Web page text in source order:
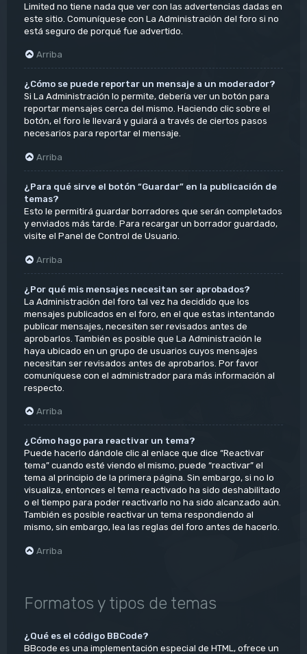
Limited no tiene nada que ver con las advertencias dadas en
este sitio. Comuníquese con La Administración del foro si no
está seguro de porqué fue advertido.
Arriba
¿Cómo se puede reportar un mensaje a un moderador?
Si La Administración lo permite, debería ver un botón para
reportar mensajes cerca del mismo. Haciendo clic sobre el
botón, el foro le llevará y guiará a través de ciertos pasos
necesarios para reportar el mensaje.
Arriba
¿Para qué sirve el botón “Guardar” en la publicación de
temas?
Esto le permitirá guardar borradores que serán completados
y enviados más tarde. Para recargar un borrador guardado,
visite el Panel de Control de Usuario.
Arriba
¿Por qué mis mensajes necesitan ser aprobados?
La Administración del foro tal vez ha decidido que los
mensajes publicados en el foro, en el que estas intentando
publicar mensajes, necesiten ser revisados antes de
aprobarlos. También es posible que La Administración le
haya ubicado en un grupo de usuarios cuyos mensajes
necesitan ser revisados antes de aprobarlos. Por favor
comuníquese con el administrador para más información al
respecto.
Arriba
¿Cómo hago para reactivar un tema?
Puede hacerlo dándole clic al enlace que dice “Reactivar
tema” cuando esté viendo el mismo, puede “reactivar” el
tema al principio de la primera página. Sin embargo, si no lo
visualiza, entonces el tema reactivado ha sido deshabilitado
o el tiempo para poder reactivarlo no ha sido alcanzado aún.
También es posible reactivar un tema respondiendo al
mismo, sin embargo, lea las reglas del foro antes de hacerlo.
Arriba
Formatos y tipos de temas
¿Qué es el código BBCode?
BBcode es una implementación especial de HTML, ofrece un